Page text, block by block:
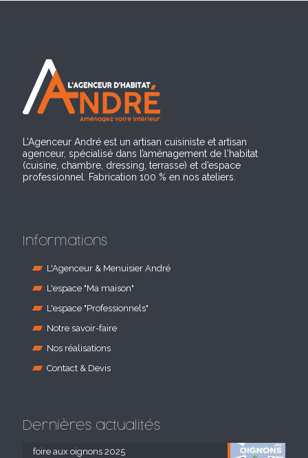
L’Agenceur André est un artisan cuisiniste et artisan
agenceur, spécialisé dans l’aménagement de l'habitat
(cuisine, chambre, dressing, terrasse) et d’espace
professionnel. Fabrication 100 % en nos ateliers.
Informations
L'Agenceur & Menuisier André
L'espace "Ma maison"
L'espace "Professionnels"
Notre savoir-faire
Nos réalisations
Contact & Devis
Dernières actualités
foire aux oignons 2025